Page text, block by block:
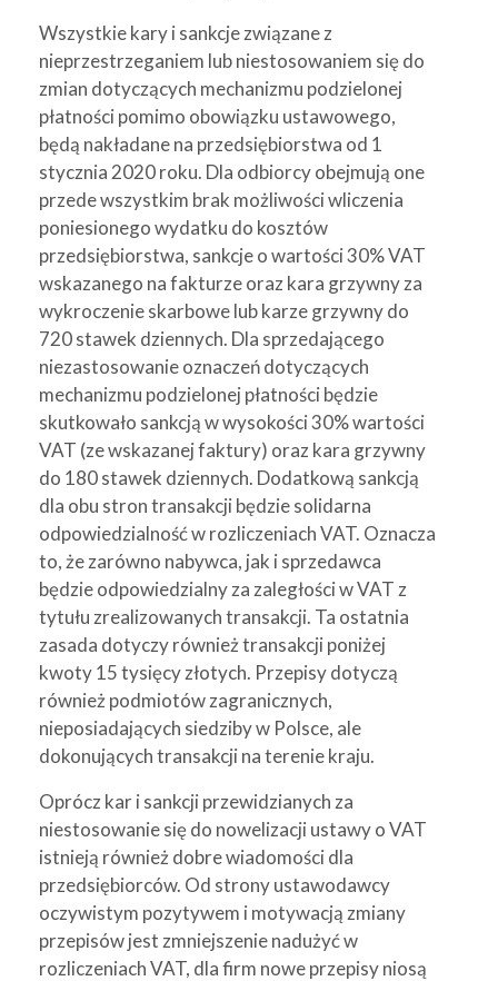
Wszystkie kary i sankcje związane z
nieprzestrzeganiem lub niestosowaniem się do
zmian dotyczących mechanizmu podzielonej
płatności pomimo obowiązku ustawowego,
będą nakładane na przedsiębiorstwa od 1
stycznia 2020 roku. Dla odbiorcy obejmują one
przede wszystkim brak możliwości wliczenia
poniesionego wydatku do kosztów
przedsiębiorstwa, sankcje o wartości 30% VAT
wskazanego na fakturze oraz kara grzywny za
wykroczenie skarbowe lub karze grzywny do
720 stawek dziennych. Dla sprzedającego
niezastosowanie oznaczeń dotyczących
mechanizmu podzielonej płatności będzie
skutkowało sankcją w wysokości 30% wartości
VAT (ze wskazanej faktury) oraz kara grzywny
do 180 stawek dziennych. Dodatkową sankcją
dla obu stron transakcji będzie solidarna
odpowiedzialność w rozliczeniach VAT. Oznacza
to, że zarówno nabywca, jak i sprzedawca
będzie odpowiedzialny za zaległości w VAT z
tytułu zrealizowanych transakcji. Ta ostatnia
zasada dotyczy również transakcji poniżej
kwoty 15 tysięcy złotych. Przepisy dotyczą
również podmiotów zagranicznych,
nieposiadających siedziby w Polsce, ale
dokonujących transakcji na terenie kraju.
Oprócz kar i sankcji przewidzianych za
niestosowanie się do nowelizacji ustawy o VAT
istnieją również dobre wiadomości dla
przedsiębiorców. Od strony ustawodawcy
oczywistym pozytywem i motywacją zmiany
przepisów jest zmniejszenie nadużyć w
rozliczeniach VAT, dla firm nowe przepisy niosą